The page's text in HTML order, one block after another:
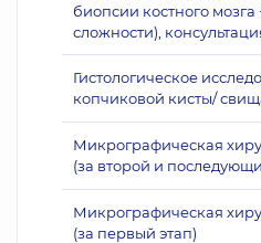
биопсии костного мозга
сложности),
Гистологическое
копчиковой кисты/
Микрографическая
(за второй и
Микрографическая
(за первый этап)